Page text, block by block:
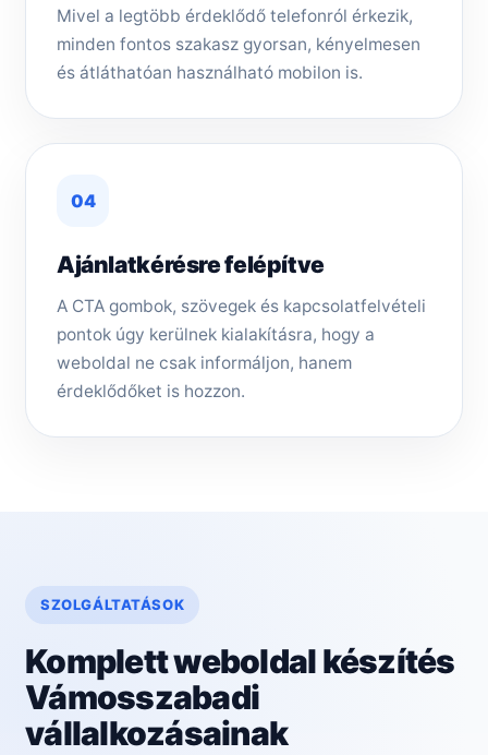
Mivel a legtöbb érdeklődő telefonról érkezik,
minden fontos szakasz gyorsan, kényelmesen
és átláthatóan használható mobilon is.
04
Ajánlatkérésre felépítve
A CTA gombok, szövegek és kapcsolatfelvételi
pontok úgy kerülnek kialakításra, hogy a
weboldal ne csak informáljon, hanem
érdeklődőket is hozzon.
SZOLGÁLTATÁSOK
Komplett weboldal készítés
Vámosszabadi
vállalkozásainak